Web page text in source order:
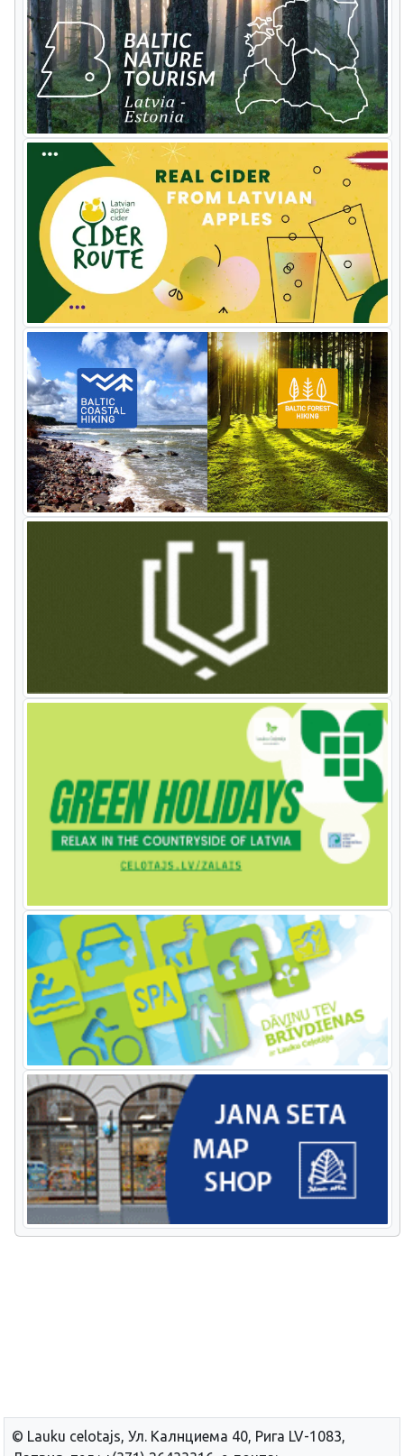
© Lauku сelotajs, Ул. Калнциема 40, Рига LV-1083,